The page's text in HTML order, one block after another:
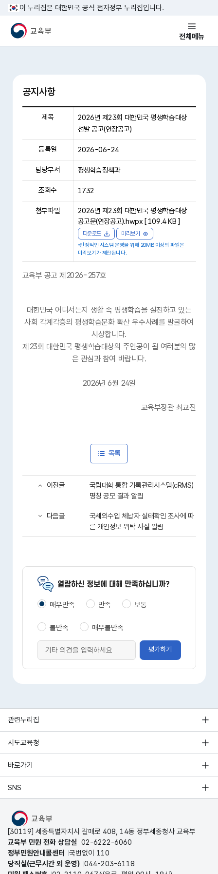
본문 바로가기
이 누리집은 대한민국 공식 전자정부 누리집입니다.
교육부 국민 메인홈페이지 전체메뉴
공지사항
제목
2026년 제23회 대한민국 평생학습대상
선발 공고(연장공고)
등록일 2026-06-24
담당부서 평생학습정책과
조회수 1732
첨부파일
2026년 제23회 대한민국 평생학습대상
공고문(연장공고).hwpx [ 109.4 KB ]
다운로드 미리보기
*안정적인 시스템 운영을 위해 20MB 이상의 파일은
미리보기가 제한됩니다.
교육부 공고 제2026-257호
대한민국 어디서든지 생활 속 평생학습을 실천하고 있는
사회 각계각층의 평생학습문화 확산 우수사례를 발굴하여
시상합니다.
제23회 대한민국 평생학습대상의 주인공이 될 여러분의 많
은 관심과 참여 바랍니다.
2026년 6월 24일
교육부장관 최교진
목록
이전글
국립대학 통합 기록관리시스템(cRMS)
명칭 공모 결과 알림
다음글
국세외수입 체납자 실태확인 조사에 따
른 개인정보 위탁 사실 알림
열람하신 정보에 대해 만족하십니까?
매우만족 만족 보통
불만족 매우불만족
평가하기
관련누리집
시도교육청
바로가기
SNS
MOE
[30119] 세종특별자치시 갈매로 408, 14동 정부세종청사 교육부
교육부 민원 전화 상담실 02-6222-6060
정부민원안내콜센터
국번없이 110
당직실(근무시간 외 운영) 044-203-6118